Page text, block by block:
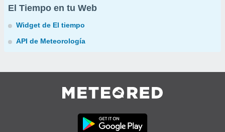
El Tiempo en tu Web
Widget de El tiempo
API de Meteorología